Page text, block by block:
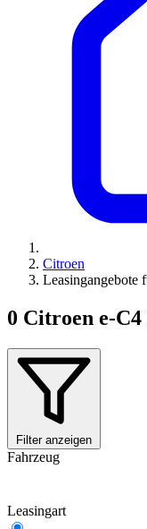
Citroen
Leasingangebote
0 Citroen e-
Filter anzeigen
Fahrzeug
Leasingart